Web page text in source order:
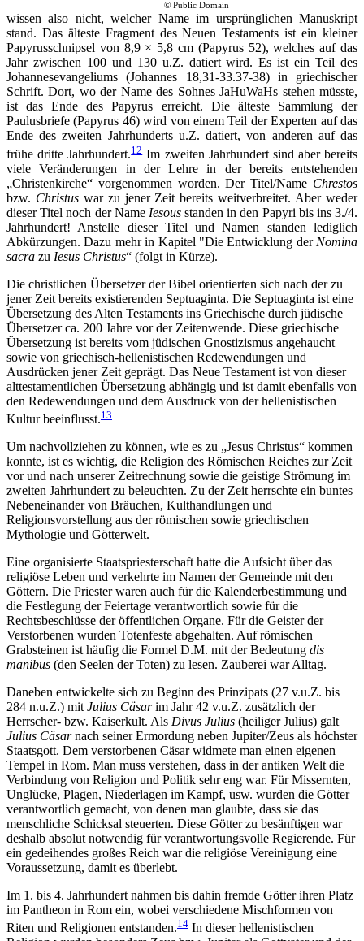
© Public Domain
wissen also nicht, welcher Name im ursprünglichen Manuskript
stand. Das älteste Fragment des Neuen Testaments ist ein kleiner
Papyrusschnipsel von 8,9 × 5,8 cm (Papyrus 52), welches auf das
Jahr zwischen 100 und 130 u.Z. datiert wird. Es ist ein Teil des
Johannesevangeliums (Johannes 18,31-33.37-38) in griechischer
Schrift. Dort, wo der Name des Sohnes JaHuWaHs stehen müsste,
ist das Ende des Papyrus erreicht. Die älteste Sammlung der
Paulusbriefe (Papyrus 46) wird von einem Teil der Experten auf das
Ende des zweiten Jahrhunderts u.Z. datiert, von anderen auf das
frühe dritte Jahrhundert.12Im zweiten Jahrhundert sind aber bereits
viele Veränderungen in der Lehre in der bereits entstehenden
„Christenkirche“ vorgenommen worden. Der Titel/Name Chrestos
bzw. Christuswar zu jener Zeit bereits weitverbreitet. Aber weder
dieser Titel noch der Name Iesousstanden in den Papyri bis ins 3./4.
Jahrhundert! Anstelle dieser Titel und Namen standen lediglich
Abkürzungen. Dazu mehr in Kapitel "Die Entwicklung der Nomina
sacra zu Iesus Christus“ (folgt in Kürze).
Die christlichen Übersetzer der Bibel orientierten sich nach der zu
jener Zeit bereits existierenden Septuaginta. Die Septuaginta ist eine
Übersetzung des Alten Testaments ins Griechische durch jüdische
Übersetzer ca. 200 Jahre vor der Zeitenwende. Diese griechische
Übersetzung ist bereits vom jüdischen Gnostizismus angehaucht
sowie von griechisch-hellenistischen Redewendungen und
Ausdrücken jener Zeit geprägt. Das Neue Testament ist von dieser
alttestamentlichen Übersetzung abhängig und ist damit ebenfalls von
den Redewendungen und dem Ausdruck von der hellenistischen
Kultur beeinflusst.13
Um nachvollziehen zu können, wie es zu „Jesus Christus“ kommen
konnte, ist es wichtig, die Religion des Römischen Reiches zur Zeit
vor und nach unserer Zeitrechnung sowie die geistige Strömung im
zweiten Jahrhundert zu beleuchten. Zu der Zeit herrschte ein buntes
Nebeneinander von Bräuchen, Kulthandlungen und
Religionsvorstellung aus der römischen sowie griechischen
Mythologie und Götterwelt.
Eine organisierte Staatspriesterschaft hatte die Aufsicht über das
religiöse Leben und verkehrte im Namen der Gemeinde mit den
Göttern. Die Priester waren auch für die Kalenderbestimmung und
die Festlegung der Feiertage verantwortlich sowie für die
Rechtsbeschlüsse der öffentlichen Organe. Für die Geister der
Verstorbenen wurden Totenfeste abgehalten. Auf römischen
Grabsteinen ist häufig die Formel D.M. mit der Bedeutung dis
manibus (den Seelen der Toten) zu lesen. Zauberei war Alltag.
Daneben entwickelte sich zu Beginn des Prinzipats (27 v.u.Z. bis
284 n.u.Z.) mit Julius Cäsarim Jahr 42 v.u.Z. zusätzlich der
Herrscher- bzw. Kaiserkult. Als Divus Julius (heiliger Julius) galt
Julius Cäsarnach seiner Ermordung neben Jupiter/Zeus als höchster
Staatsgott. Dem verstorbenen Cäsar widmete man einen eigenen
Tempel in Rom. Man muss verstehen, dass in der antiken Welt die
Verbindung von Religion und Politik sehr eng war. Für Missernten,
Unglücke, Plagen, Niederlagen im Kampf, usw. wurden die Götter
verantwortlich gemacht, von denen man glaubte, dass sie das
menschliche Schicksal steuerten. Diese Götter zu besänftigen war
deshalb absolut notwendig für verantwortungsvolle Regierende. Für
ein gedeihendes großes Reich war die religiöse Vereinigung eine
Voraussetzung, damit es überlebt.
Im 1. bis 4. Jahrhundert nahmen bis dahin fremde Götter ihren Platz
im Pantheon in Rom ein, wobei verschiedene Mischformen von
Riten und Religionen entstanden.14 In dieser hellenistischen